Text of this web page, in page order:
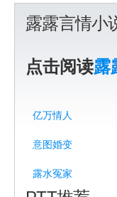
露露言情小
点击阅读露
亿万情人
意图婚变
露水冤家